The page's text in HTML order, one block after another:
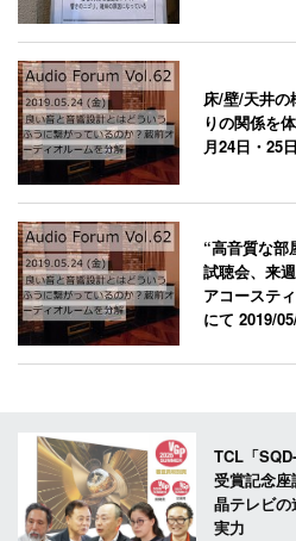
床/壁/天井の
りの関係を
月24日・25
“高音質な部
試聴会、来
アコーステ
にて2019/
TCL「
受賞記念
晶テレビ
実力